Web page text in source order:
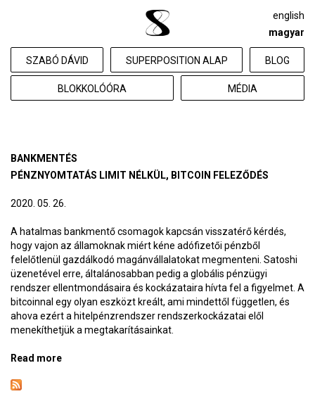
SZABÓ DÁVID SUPERPOSITION ALAP BLOG
BLOKKOLÓÓRA MÉDIA
english
magyar
BANKMENTÉS
PÉNZNYOMTATÁS LIMIT NÉLKÜL, BITCOIN FELEZŐDÉS
2020. 05. 26.
A hatalmas bankmentő csomagok kapcsán visszatérő kérdés,
hogy vajon az államoknak miért kéne adófizetői pénzből
felelőtlenül gazdálkodó magánvállalatokat megmenteni. Satoshi
üzenetével erre, általánosabban pedig a globális pénzügyi
rendszer ellentmondásaira és kockázataira hívta fel a figyelmet. A
bitcoinnal egy olyan eszközt kreált, ami mindettől független, és
ahova ezért a hitelpénzrendszer rendszerkockázatai elől
menekíthetjük a megtakarításainkat.
Read more